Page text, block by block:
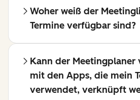
Woher weiß der
Termine verfügbar sind?
Kann der Meetingplaner
mit den Apps, die mein
verwendet, verknüpft